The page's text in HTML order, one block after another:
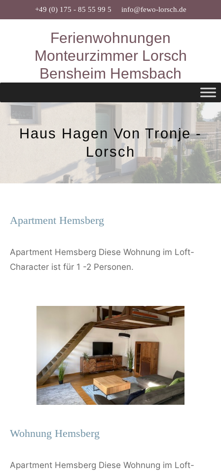
Inhalt
+49 (0) 175 - 85 55 99 5 info@fewo-lorsch.de
Ferienwohnungen
Monteurzimmer Lorsch
Bensheim Hemsbach
Haus Hagen Von Tronje -
Lorsch
Apartment Hemsberg
Apartment Hemsberg Diese Wohnung im Loft-
Character ist für 1 -2 Personen.
Wohnung Hemsberg
Apartment Hemsberg Diese Wohnung im Loft-